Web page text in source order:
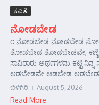
ಕವಿತೆ
ನೋಡಬೇಡ
೧ ನೋಡಬೇಡ ನೋಡಬೇಡ
ತೋಡಬೇಡ ತೋಡಬೇಡವೇ,
ಸಾವಿರಾರು ಅರ್ಥಗಳನು ಕಟ್ಟಿ
ಆಡಬೇಡವೇ ಆಡಬೇಡ ಆಡಬೇಡ
ಬಿಳಿಗಿರಿ August 5, 2026
Read More